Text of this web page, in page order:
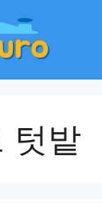
텃밭